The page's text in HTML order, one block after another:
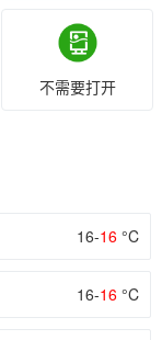
不需要打开
16-16 °C
16-16 °C